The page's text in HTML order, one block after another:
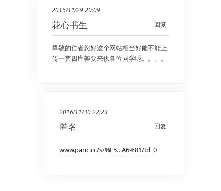
2016/11/29 20:09
回复
花心书生
尊敬的仁者您好这个网站相当好能不能上
传一套四库荟要来供各位同学呢。。。。
2016/11/30 22:23
回复
匿名
www.panc.cc/s/%E5…A6%81/td_0